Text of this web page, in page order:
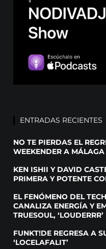
ENTRADAS RECIENTES
NO TE PIERDAS EL
WEEKENDER A MÁLAGA
KEN ISHII Y DAVID
PRIMERA Y POTENTE
EL FENÓMENO DEL
CANALIZA ENERGÍA Y
TRUESOUL, ‘LOUDERRR’
FUNKT!DE REGRESA A
‘LOCELAFALIT’